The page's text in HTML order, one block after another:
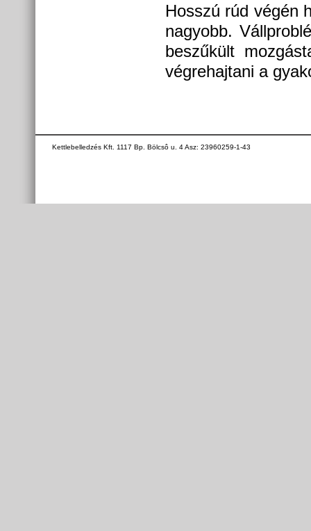
Hosszú rúd végén
nagyobb.
beszűkült
végrehajtani a
Kettlebelledzés Kft. 1117 Bp. Bölcsô u. 4 Asz: 23960259-1-43